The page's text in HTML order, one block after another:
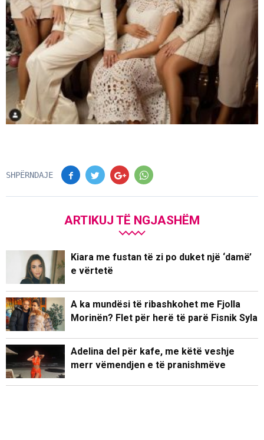
SHPËRNDAJE
ARTIKUJ TË NGJASHËM
Kiara me fustan të zi po duket një ‘damë’
e vërtetë
A ka mundësi të ribashkohet me Fjolla
Morinën? Flet për herë të parë Fisnik Syla
Adelina del për kafe, me këtë veshje
merr vëmendjen e të pranishmëve